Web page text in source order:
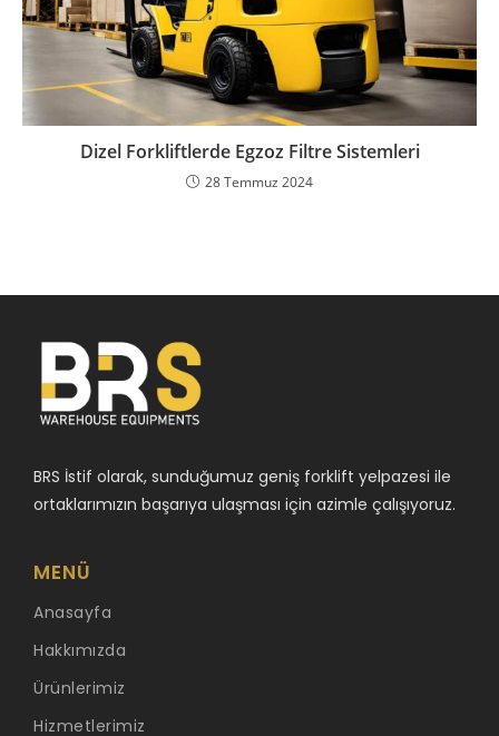
Dizel Forkliftlerde Egzoz Filtre Sistemleri
28 Temmuz 2024
BRS İstif olarak, sunduğumuz geniş forklift yelpazesi ile
ortaklarımızın başarıya ulaşması için azimle çalışıyoruz.
MENÜ
Anasayfa
Hakkımızda
Ürünlerimiz
Hizmetlerimiz